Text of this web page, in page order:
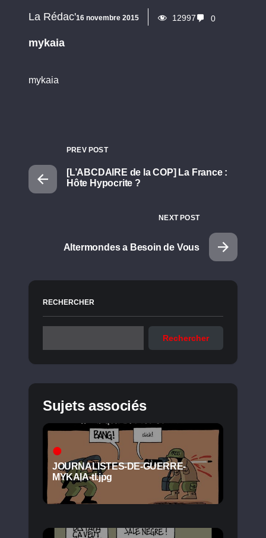
La Rédac'16 novembre 2015 12997 0
mykaia
mykaia
PREV POST
[L’ABCDAIRE de la COP] La France :
Hôte Hypocrite ?
NEXT POST
Altermondes a Besoin de Vous
RECHERCHER
Rechercher
Sujets associés
JOURNALISTES-DE-GUERRE-
MYKAIA-tl.jpg